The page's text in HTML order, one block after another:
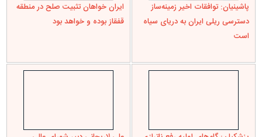
پاشینیان: توافقات اخیر زمینه‌ساز
دسترسی ریلی ایران به دریای سیاه
است
ایران خواهان تثبیت صلح در منطقه
قفقاز بوده و خواهد بود